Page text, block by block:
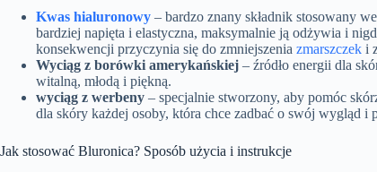
Kwas hialuronowy – bardzo znany składnik stosowany
bardziej napięta i elastyczna, maksymalnie ją odżywia i
konsekwencji przyczynia się do zmniejszenia zmarszczek i
Wyciąg z borówki amerykańskiej – źródło energii dla
witalną, młodą i piękną.
wyciąg z werbeny – specjalnie stworzony, aby pomóc
dla skóry każdej osoby, która chce zadbać o swój wygląd i
Jak stosować Bluronica? Sposób użycia i instrukcje